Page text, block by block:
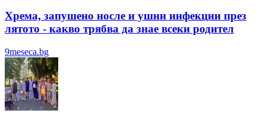
Хрема, запушено носле и ушни инфекции през
лятотo - какво трябва да знае всеки родител
9meseca.bg